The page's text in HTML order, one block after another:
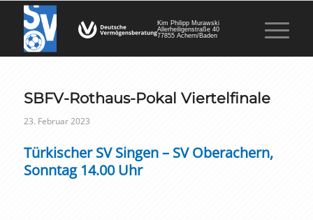
Kim Philipp Murawski
Allerheiligenstraße 40
77855 Achern/Baden
SBFV-Rothaus-Pokal Viertelfinale
23. Februar 2023
Türkischer SV Singen – SV Oberachern,
Sonntag 14.00 Uhr